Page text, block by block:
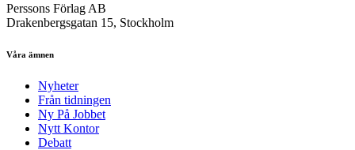
Perssons Förlag AB
Drakenbergsgatan 15, Stockholm
Våra ämnen
Nyheter
Från tidningen
Ny På Jobbet
Nytt Kontor
Debatt